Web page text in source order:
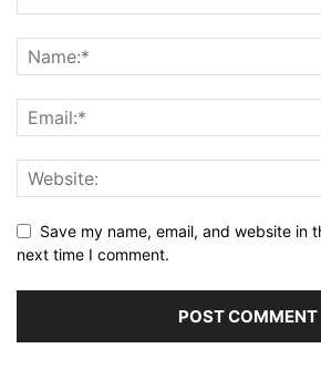
Save my name, email, and website in
next time I comment.